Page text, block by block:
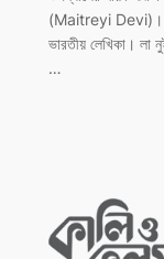
(Maitreyi Devi)।
ভারতীয় লেখিকা। লা
…